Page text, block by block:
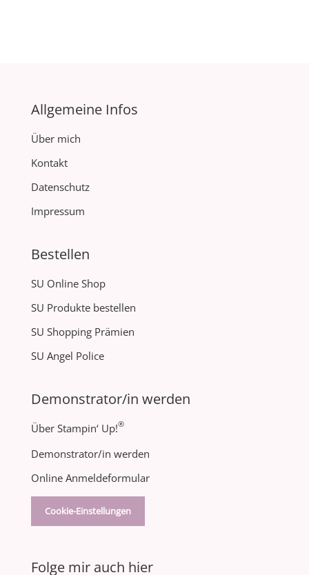
Allgemeine Infos
Über mich
Kontakt
Datenschutz
Impressum
Bestellen
SU Online Shop
SU Produkte bestellen
SU Shopping Prämien
SU Angel Police
Demonstrator/in werden
Über Stampin‘ Up!®
Demonstrator/in werden
Online Anmeldeformular
Cookie-Einstellungen
Folge mir auch hier